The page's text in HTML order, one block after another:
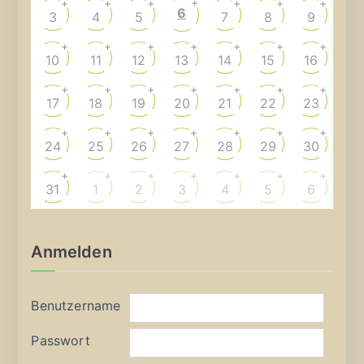
3
+
4
+
5
+
6 7
+
8
+
9
+
10
+
11
+
12
+
13
+
14
+
15
+
16
+
17
+
18
+
19
+
20
+
21
+
22
+
23
+
24
+
25
+
26
+
27
+
28
+
29
+
30
+
31
+
1
+
2
+
3
+
4
+
5
+
6
+
Anmelden
Benutzername
Passwort